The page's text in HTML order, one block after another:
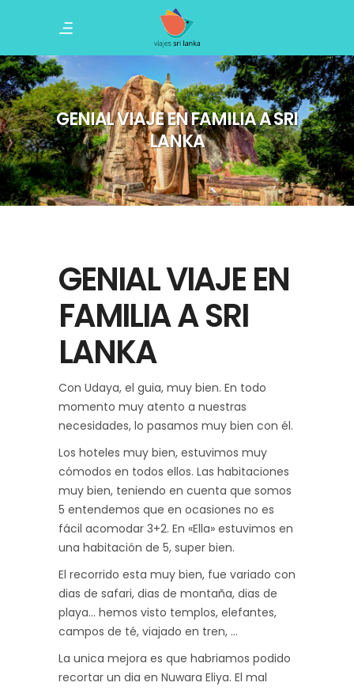
GENIAL VIAJE EN FAMILIA A SRI
LANKA
GENIAL VIAJE EN
FAMILIA A SRI
LANKA
Con Udaya, el guia, muy bien. En todo
momento muy atento a nuestras
necesidades, lo pasamos muy bien con él.
Los hoteles muy bien, estuvimos muy
cómodos en todos ellos. Las habitaciones
muy bien, teniendo en cuenta que somos
5 entendemos que en ocasiones no es
fácil acomodar 3+2. En «Ella» estuvimos en
una habitación de 5, super bien.
El recorrido esta muy bien, fue variado con
dias de safari, dias de montaña, dias de
playa… hemos visto templos, elefantes,
campos de té, viajado en tren, …
La unica mejora es que habriamos podido
recortar un dia en Nuwara Eliya. El mal